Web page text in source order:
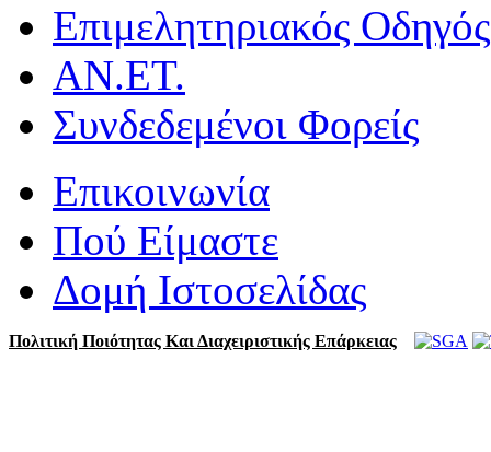
Επιμελητηριακός Οδηγός
ΑΝ.ΕΤ.
Συνδεδεμένοι Φορείς
Επικοινωνία
Πού Είμαστε
Δομή Ιστοσελίδας
Πολιτική Ποιότητας Και Διαχειριστικής Επάρκειας